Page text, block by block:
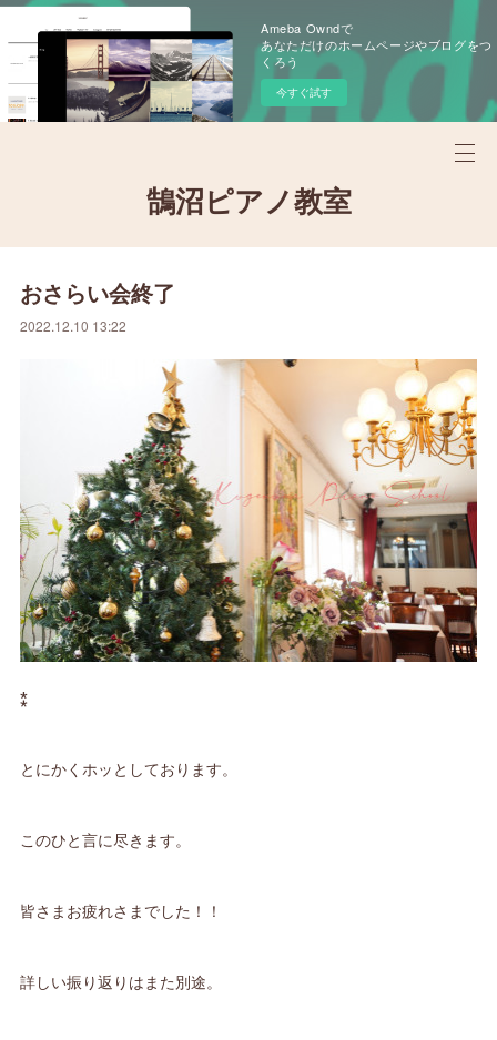
Ameba Owndで
あなただけのホームページやブログをつ
くろう
今すぐ試す
鵠沼ピアノ教室
おさらい会終了
2022.12.10 13:22
⁑
とにかくホッとしております。
このひと言に尽きます。
皆さまお疲れさまでした！！
詳しい振り返りはまた別途。